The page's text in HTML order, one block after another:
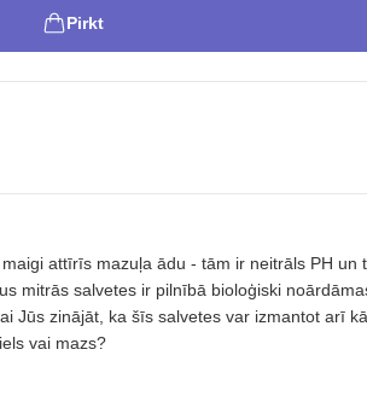
Pirkt
attīrīs mazuļa ādu - tām ir neitrāls PH un
mitrās salvetes ir pilnībā bioloģiski
Jūs zinājāt, ka šīs salvetes var izmantot arī
vai mazs?